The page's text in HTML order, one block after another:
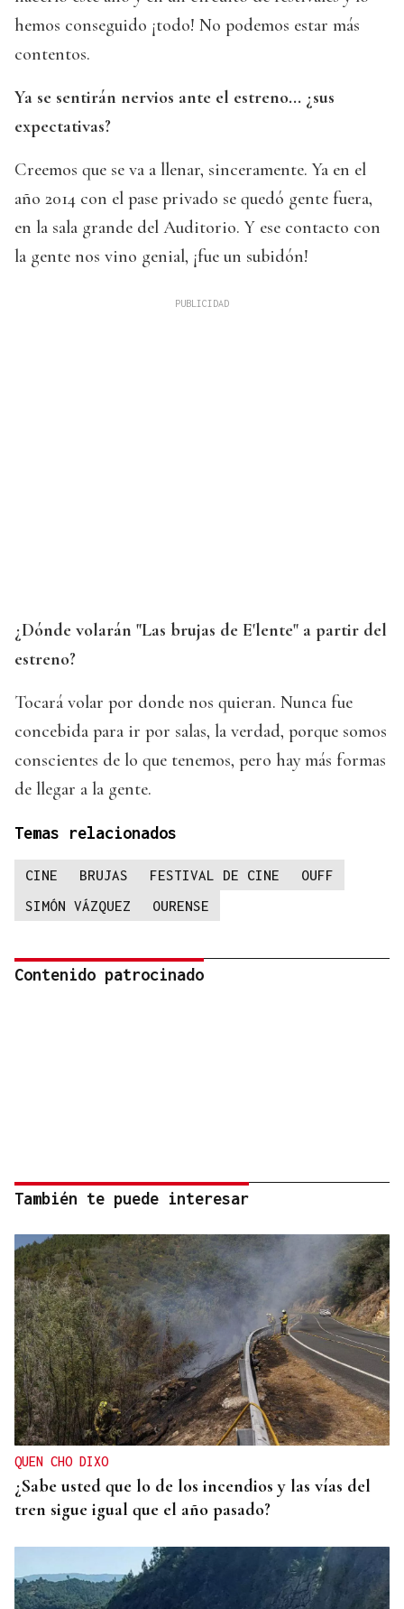
hemos conseguido ¡todo! No podemos estar más
contentos.
Ya se sentirán nervios ante el estreno... ¿sus
expectativas?
Creemos que se va a llenar, sinceramente. Ya en el
año 2014 con el pase privado se quedó gente fuera,
en la sala grande del Auditorio. Y ese contacto con
la gente nos vino genial, ¡fue un subidón!
¿Dónde volarán "Las brujas de E'lente" a partir del
estreno?
Tocará volar por donde nos quieran. Nunca fue
concebida para ir por salas, la verdad, porque somos
conscientes de lo que tenemos, pero hay más formas
de llegar a la gente.
Temas relacionados
CINE BRUJAS FESTIVAL DE CINE
OUFF
SIMÓN VÁZQUEZ
OURENSE
Contenido patrocinado
También te puede interesar
QUEN CHO DIXO
¿Sabe usted que lo de los incendios y las vías del
tren sigue igual que el año pasado?